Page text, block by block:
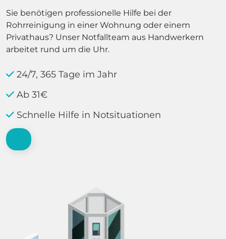
Sie benötigen professionelle Hilfe bei der
Rohrreinigung in einer Wohnung oder einem
Privathaus? Unser Notfallteam aus Handwerkern
arbeitet rund um die Uhr.
24/7, 365 Tage im Jahr
Ab 31€
Schnelle Hilfe in Notsituationen